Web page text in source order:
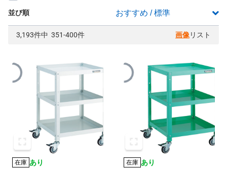
並び順
3,193件中 351-400件 画像 リスト
在庫 あり
在庫 あり